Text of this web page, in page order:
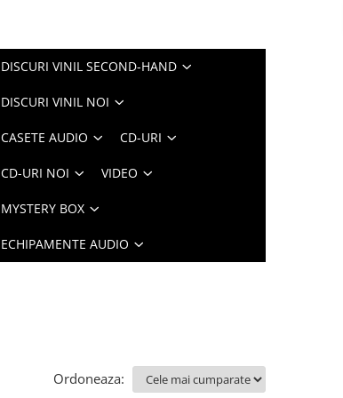
DISCURI VINIL SECOND-HAND
DISCURI VINIL NOI
CASETE AUDIO CD-URI
CD-URI NOI VIDEO
MYSTERY BOX
ECHIPAMENTE AUDIO
Ordoneaza: